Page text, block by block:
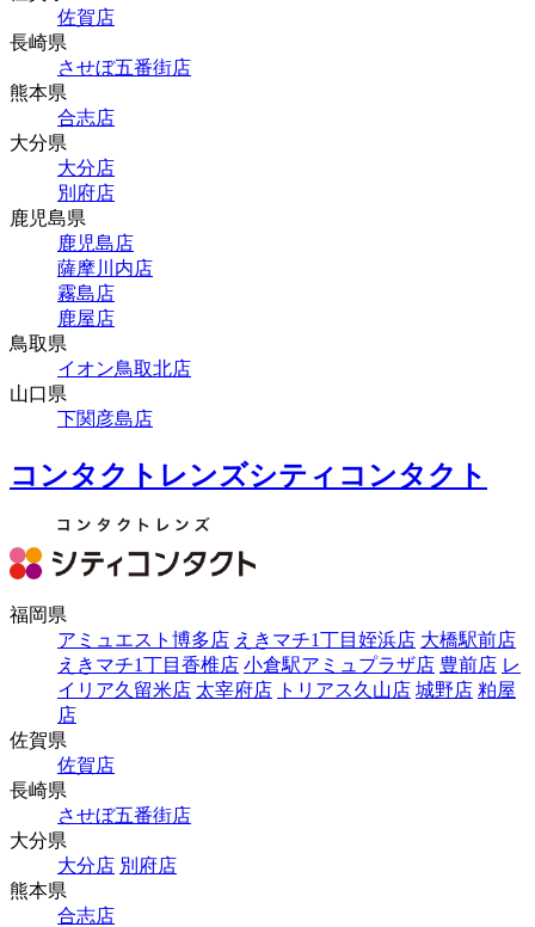
佐賀店
長崎県
させぼ五番街店
熊本県
合志店
大分県
大分店
別府店
鹿児島県
鹿児島店
薩摩川内店
霧島店
鹿屋店
鳥取県
イオン鳥取北店
山口県
下関彦島店
コンタクトレンズシティコンタクト
福岡県
アミュエスト博多店 えきマチ1丁目姪浜店 大橋駅前店
えきマチ1丁目香椎店 小倉駅アミュプラザ店 豊前店 レ
イリア久留米店 太宰府店 トリアス久山店 城野店 粕屋
店
佐賀県
佐賀店
長崎県
させぼ五番街店
大分県
大分店 別府店
熊本県
合志店